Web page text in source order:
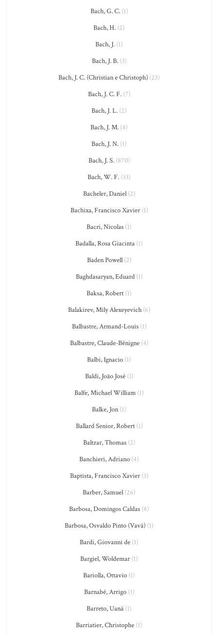
Bach, G. C.(1)
Bach, H. (2)
Bach, J. (1)
Bach, J. B.(3)
Bach, J. C. (Christian e Christoph) (23)
Bach, J. C. F.(7)
Bach, J. L. (2)
Bach, J. M. (4)
Bach, J. N. (1)
Bach, J. S.(870)
Bach, W. F. (33)
Bacheler, Daniel(2)
Bachixa, Francisco Xavier(1)
Bacri, Nicolas (1)
Badalla, Rosa Giacinta (1)
Baden Powell(2)
Baghdasaryan, Eduard(1)
Baksa, Robert (1)
Balakirev, Mily Alexeyevich(6)
Balbastre, Armand-Louis(1)
Balbastre, Claude-Bénigne(4)
Balbi, Ignacio (1)
Baldi, João José(1)
Balfe, Michael William (1)
Balke, Jon (1)
Ballard Senior, Robert(1)
Baltzar, Thomas(2)
Banchieri, Adriano (4)
Baptista, Francisco Xavier(3)
Barber, Samuel (26)
Barbosa, Domingos Caldas (8)
Barbosa, Osvaldo Pinto (Vavá) (1)
Bardi, Giovanni de (1)
Bargiel, Woldemar (1)
Bariolla, Ottavio (1)
Barnabé, Arrigo(1)
Barreto, Uaná (1)
Barriatier, Christophe (1)